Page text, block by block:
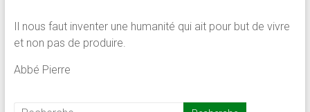
Il nous faut inventer une humanité qui ait pour but de vivre
et non pas de produire.
Abbé Pierre